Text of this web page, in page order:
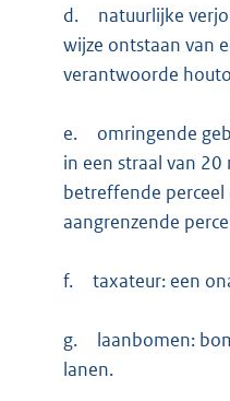
d.
natuurlijke
wijze ontstaan van
verantwoorde
e.
omringende
in een straal van
betreffende
aangrenzende
f. taxateur: een
g.
laanbomen:
lanen.